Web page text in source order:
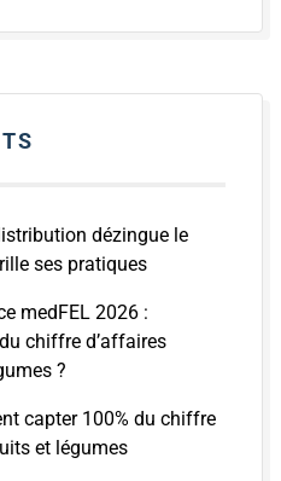
dézingue le
ses pratiques
medFEL 2026 :
chiffre d’affaires
?
capter 100% du chiffre
et légumes